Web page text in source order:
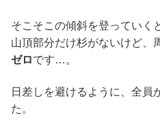
そこそこの傾斜を登っていく
山頂部分だけ杉がないけど、
ゼロです…。
日差しを避けるように、全員
た。